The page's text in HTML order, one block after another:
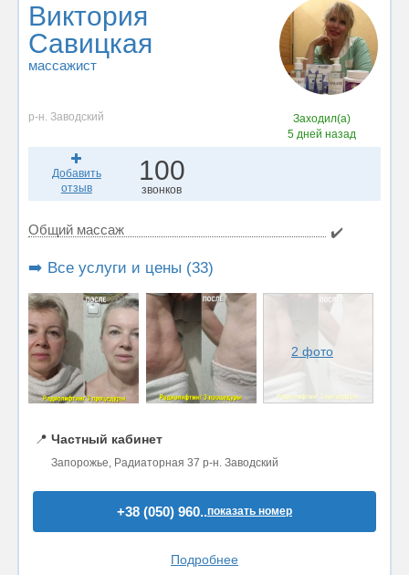
Виктория
Савицкая
массажист
р-н. Заводский
Заходил(а)
5 дней назад
Добавить
отзыв
100
звонков
Общий массаж ✔️
➡️ Все услуги и цены (33)
2 фото
📍 Частный кабинет
Запорожье, Радиаторная 37 р-н. Заводский
+38 (050) 960..показать номер
Подробнее